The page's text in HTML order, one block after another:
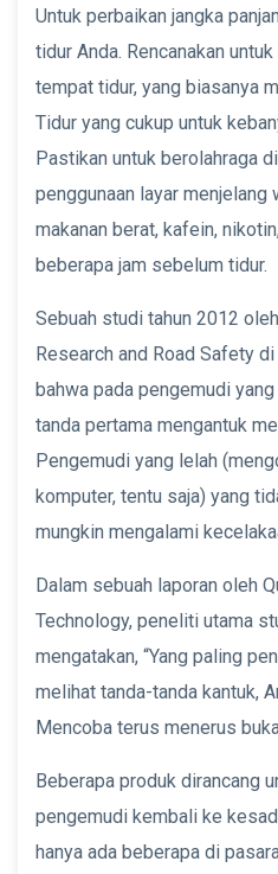
Untuk perbaikan jangka
tidur Anda. Rencanakan
tempat tidur, yang biasanya
Tidur yang cukup untuk
Pastikan untuk berolahraga
penggunaan layar menjelang
makanan berat, kafein,
beberapa jam sebelum tidur.
Sebuah studi tahun 2012
Research and Road Safety
bahwa pada pengemudi
tanda pertama mengantuk
Pengemudi yang lelah
komputer, tentu saja) yang
mungkin mengalami
Dalam sebuah laporan oleh
Technology, peneliti utama
mengatakan, “Yang paling
melihat tanda-tanda kantuk,
Mencoba terus menerus
Beberapa produk dirancang
pengemudi kembali ke
hanya ada beberapa di